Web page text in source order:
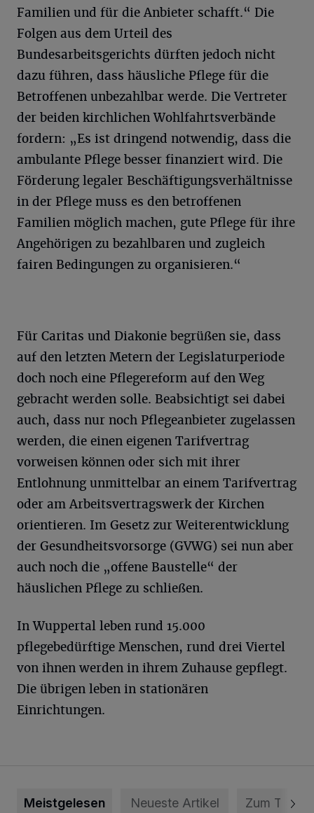
Familien und für die Anbieter schafft.“ Die
Folgen aus dem Urteil des
Bundesarbeitsgerichts dürften jedoch nicht
dazu führen, dass häusliche Pflege für die
Betroffenen unbezahlbar werde. Die Vertreter
der beiden kirchlichen Wohlfahrtsverbände
fordern: „Es ist dringend notwendig, dass die
ambulante Pflege besser finanziert wird. Die
Förderung legaler Beschäftigungsverhältnisse
in der Pflege muss es den betroffenen
Familien möglich machen, gute Pflege für ihre
Angehörigen zu bezahlbaren und zugleich
fairen Bedingungen zu organisieren.“
Für Caritas und Diakonie begrüßen sie, dass
auf den letzten Metern der Legislaturperiode
doch noch eine Pflegereform auf den Weg
gebracht werden solle. Beabsichtigt sei dabei
auch, dass nur noch Pflegeanbieter zugelassen
werden, die einen eigenen Tarifvertrag
vorweisen können oder sich mit ihrer
Entlohnung unmittelbar an einem Tarifvertrag
oder am Arbeitsvertragswerk der Kirchen
orientieren. Im Gesetz zur Weiterentwicklung
der Gesundheitsvorsorge (GVWG) sei nun aber
auch noch die „offene Baustelle“ der
häuslichen Pflege zu schließen.
In Wuppertal leben rund 15.000
pflegebedürftige Menschen, rund drei Viertel
von ihnen werden in ihrem Zuhause gepflegt.
Die übrigen leben in stationären
Einrichtungen.
Meistgelesen Neueste Artikel Zum Thema